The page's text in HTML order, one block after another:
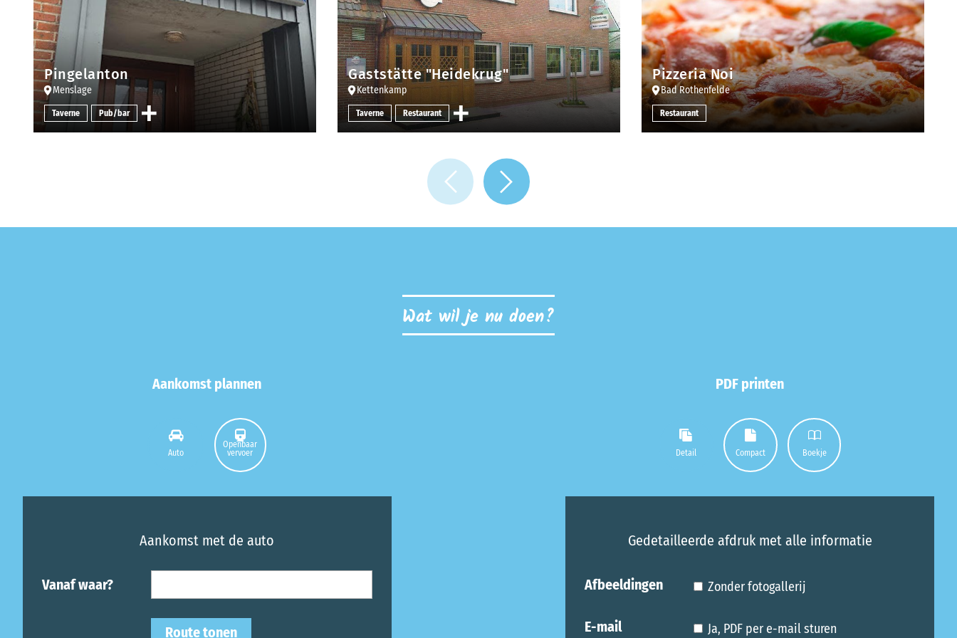
Pingelanton
Menslage
Taverne Pub/bar
Gaststätte "Heidekrug"
Kettenkamp
Taverne Restaurant
Pizzeria Noi
Bad Rothenfelde
Restaurant
Wat wil je nu doen?
Aankomst plannen
Auto
Openbaar
vervoer
Aankomst met de auto
Vanaf waar?
Route tonen
PDF printen
Detail Compact Boekje
Gedetailleerde afdruk met alle informatie
Afbeeldingen Zonder fotogallerij
E-mail Ja, PDF per e-mail sturen